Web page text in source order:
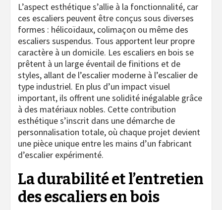
L’aspect esthétique s’allie à la fonctionnalité, car
ces escaliers peuvent être conçus sous diverses
formes : hélicoïdaux, colimaçon ou même des
escaliers suspendus. Tous apportent leur propre
caractère à un domicile. Les escaliers en bois se
prêtent à un large éventail de finitions et de
styles, allant de l’escalier moderne à l’escalier de
type industriel. En plus d’un impact visuel
important, ils offrent une solidité inégalable grâce
à des matériaux nobles. Cette contribution
esthétique s’inscrit dans une démarche de
personnalisation totale, où chaque projet devient
une pièce unique entre les mains d’un fabricant
d’escalier expérimenté.
La durabilité et l’entretien
des escaliers en bois